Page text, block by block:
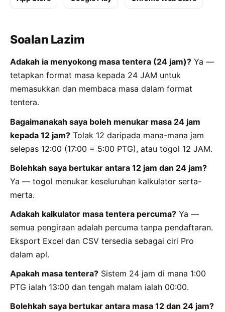
Soalan Lazim
Adakah ia menyokong masa tentera (24 jam)? Ya —
tetapkan format masa kepada 24 JAM untuk
memasukkan dan membaca masa dalam format
tentera.
Bagaimanakah saya boleh menukar masa 24 jam
kepada 12 jam? Tolak 12 daripada mana-mana jam
selepas 12:00 (17:00 = 5:00 PTG), atau togol 12 JAM.
Bolehkah saya bertukar antara 12 jam dan 24 jam?
Ya — togol menukar keseluruhan kalkulator serta-
merta.
Adakah kalkulator masa tentera percuma? Ya —
semua pengiraan adalah percuma tanpa pendaftaran.
Eksport Excel dan CSV tersedia sebagai ciri Pro
dalam apl.
Apakah masa tentera? Sistem 24 jam di mana 1:00
PTG ialah 13:00 dan tengah malam ialah 00:00.
Bolehkah saya bertukar antara masa 12 dan 24 jam?